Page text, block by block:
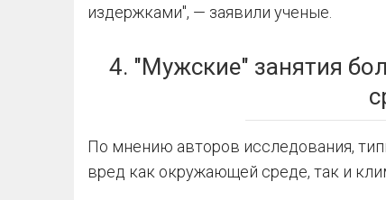
издержками", — заявили ученые.
4. "Мужские" занятия
По мнению авторов исследования,
вред как окружающей среде, так и